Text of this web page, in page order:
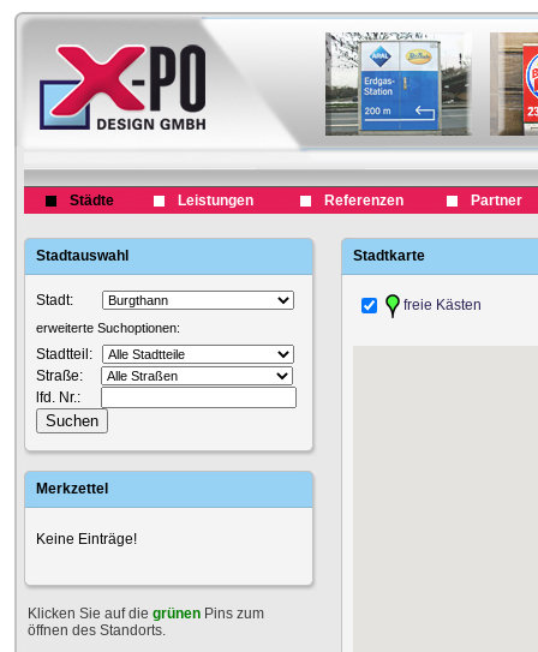
Städte Leistungen Referenzen Partner
Stadtauswahl
Stadt:
erweiterte Suchoptionen:
Stadtteil:
Straße:
lfd. Nr.:
Merkzettel
Keine Einträge!
Klicken Sie auf die grünen Pins zum
öffnen des Standorts.
Stadtkarte
freie Kästen